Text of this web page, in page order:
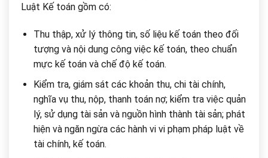
Luật Kế toán gồm có:
Thu thập, xử lý thông tin, số liệu kế toán theo đối
tượng và nội dung công việc kế toán, theo chuẩn
mực kế toán và chế độ kế toán.
Kiểm tra, giám sát các khoản thu, chi tài chính,
nghĩa vụ thu, nộp, thanh toán nợ; kiểm tra việc quản
lý, sử dụng tài sản và nguồn hình thành tài sản; phát
hiện và ngăn ngừa các hành vi vi phạm pháp luật về
tài chính, kế toán.